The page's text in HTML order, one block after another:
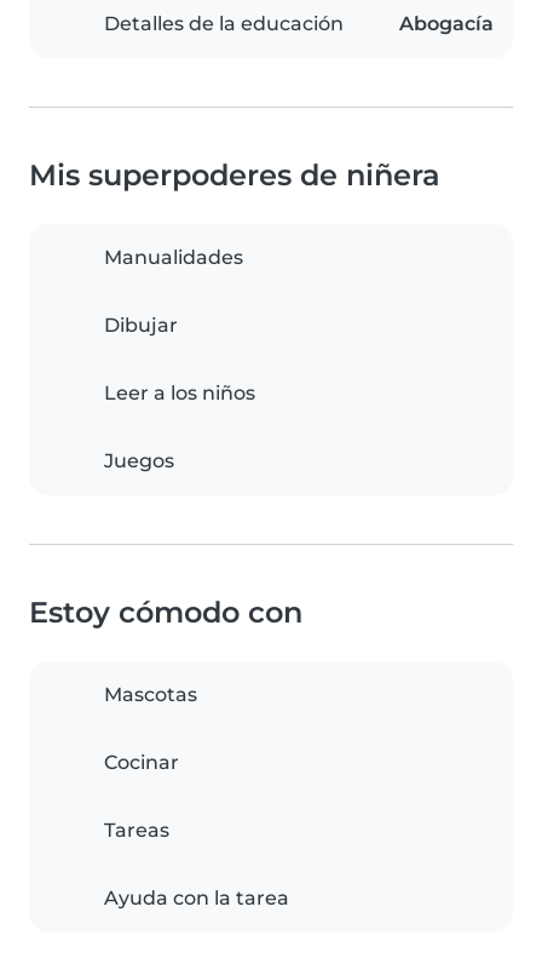
Detalles de la educación Abogacía
Mis superpoderes de niñera
Manualidades
Dibujar
Leer a los niños
Juegos
Estoy cómodo con
Mascotas
Cocinar
Tareas
Ayuda con la tarea